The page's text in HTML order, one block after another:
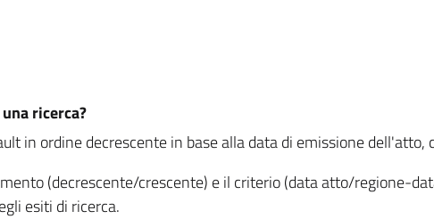
ricerca?
in ordine decrescente in base alla data di emissione
(decrescente/crescente) e il criterio (data atto/regione-
esiti di ricerca.